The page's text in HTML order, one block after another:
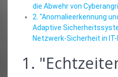
die Abwehr von
2. "Anomalieerkennung
Adaptive
Netzwerk-Sicherheit in
1.